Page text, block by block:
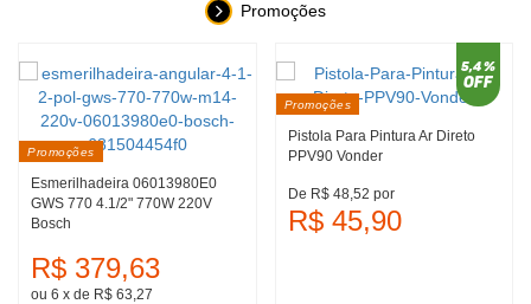
Promoções
Promoções
Esmerilhadeira 06013980E0
GWS 770 4.1/2" 770W 220V
Bosch
R$ 379,63
ou 6 x de R$ 63,27
5,4 %
OFF
Promoções
Pistola Para Pintura Ar Direto
PPV90 Vonder
De R$ 48,52 por
R$ 45,90